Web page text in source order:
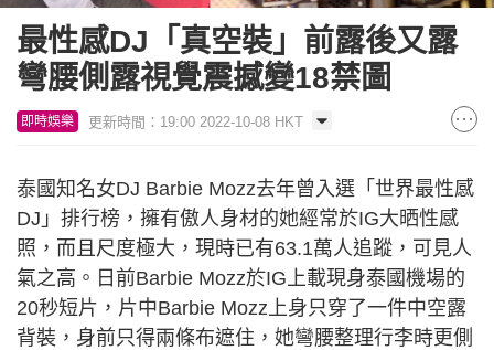
最性感DJ「真空裝」前露後又露
彎腰側露視覺震撼變18禁圖
即時娛樂 更新時間：19:00 2022-10-08 HKT
泰國知名女DJ Barbie Mozz去年曾入選「世界最性感
DJ」排行榜，擁有傲人身材的她經常於IG大晒性感
照，而且尺度極大，現時已有63.1萬人追蹤，可見人
氣之高。日前Barbie Mozz於IG上載現身泰國機場的
20秒短片，片中Barbie Mozz上身只穿了一件中空露
背裝，身前只得兩條布遮住，她彎腰整理行李時更側